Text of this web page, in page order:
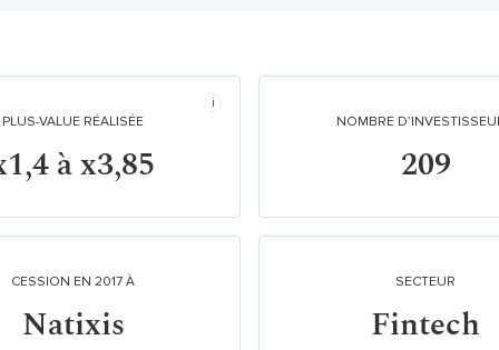
PLUS-VALUE RÉALISÉE
à x3,85
NOMBRE
209
CESSION EN 2017 À
Natixis
SECTEUR
Fintech